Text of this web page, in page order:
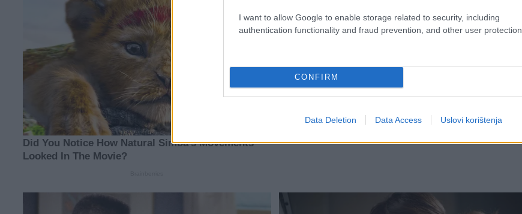
I want to allow Google to enable storage related to security, including
authentication functionality and fraud prevention, and other user protection.
CONFIRM
Data Deletion Data Access Uslovi korištenja